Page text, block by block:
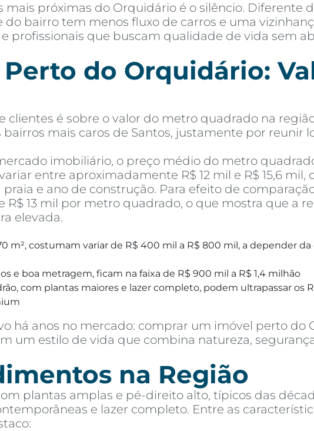
próximas do Orquidário é o silêncio. Diferente
bairro tem menos fluxo de carros e uma
profissionais que buscam qualidade de vida sem
do Orquidário:
é sobre o valor do metro quadrado na
mais caros de Santos, justamente por reunir
imobiliário, o preço médio do metro
entre aproximadamente R$ 12 mil e R$ 15,6
e ano de construção. Para efeito de
13 mil por metro quadrado, o que mostra que a
elevada.
m², costumam variar de R$ 400 mil a R$ 800 mil, a depender da
e boa metragem, ficam na faixa de R$ 900 mil a R$ 1,4 milhão
com plantas maiores e lazer completo, podem ultrapassar os
há anos no mercado: comprar um imóvel perto do
um estilo de vida que combina natureza,
na Região
plantas amplas e pé-direito alto, típicos das
e lazer completo. Entre as